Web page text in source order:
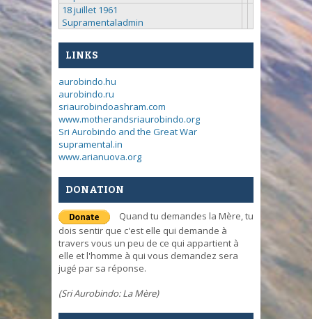
18 juillet 1961
Supramentaladmin
LINKS
aurobindo.hu
aurobindo.ru
sriaurobindoashram.com
www.motherandsriaurobindo.org
Sri Aurobindo and the Great War
supramental.in
www.arianuova.org
DONATION
Quand tu demandes la Mère, tu
dois sentir que c'est elle qui demande à
travers vous un peu de ce qui appartient à
elle et l'homme à qui vous demandez sera
jugé par sa réponse.
(Sri Aurobindo: La Mère)